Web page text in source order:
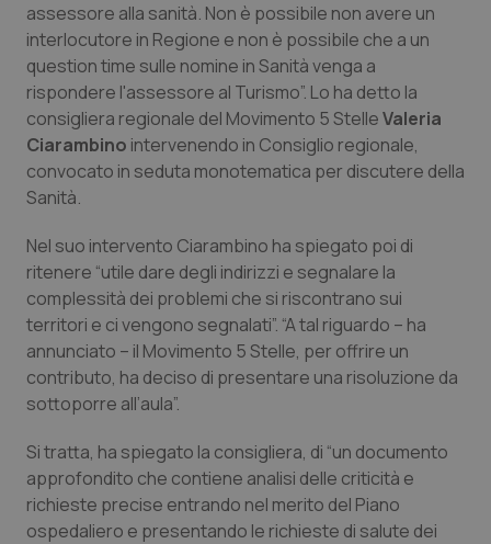
Campania
Emilia-Romagna
Friuli Venezia Giulia
Lazio
Liguria
Lombardia
Marche
Molise
Piemonte
Provincia Autonoma di Bolzano
Car-T
Colesterolo & coronaropatie
Dermatite Atopica
Diabete & glucometri
Disturbi dell’umore
Dolore
Donna & Salute
Epatiti
HIV
Infezioni & Febbre
assessore alla sanità. Non è possibile non avere un
interlocutore in Regione e non è possibile che a un
question time sulle nomine in Sanità venga a
rispondere l'assessore al Turismo”. Lo ha detto la
consigliera regionale del Movimento 5 StelleValeria
Ciarambino intervenendo in Consiglio regionale,
convocato in seduta monotematica per discutere della
Sanità.
Nel suo intervento Ciarambino ha spiegato poi di
ritenere “utile dare degli indirizzi e segnalare la
complessità dei problemi che si riscontrano sui
territori e ci vengono segnalati”. “A tal riguardo – ha
annunciato – il Movimento 5 Stelle, per offrire un
contributo, ha deciso di presentare una risoluzione da
sottoporre all’aula”.
Si tratta, ha spiegato la consigliera, di “un documento
approfondito che contiene analisi delle criticità e
richieste precise entrando nel merito del Piano
ospedaliero e presentando le richieste di salute dei